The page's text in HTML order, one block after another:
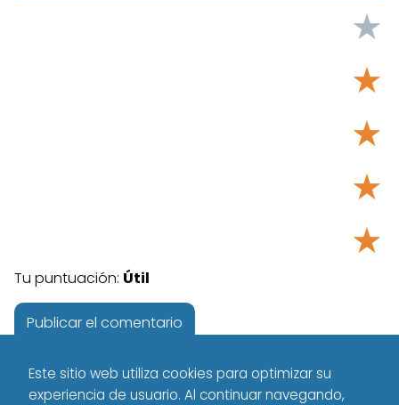
★
★
★
★
★
Tu puntuación: Útil
Este sitio web utiliza cookies para optimizar su
experiencia de usuario. Al continuar navegando,